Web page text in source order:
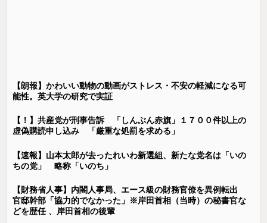
【朗報】かわいい動物の動画がストレス・不安の軽減になる可
能性。英大学の研究で実証
【！】共産党が刑事告訴 「しんぶん赤旗」１７００件以上の
虚偽購読申し込み 「厳重な処罰を求める」
【速報】山本太郎が去ったれいわ新選組、新たな党名は「いの
ちの党」 略称「いのち」
【財務省人事】内閣人事局、エース級の財務官僚を異例転出
官邸幹部「協力的でなかった」※岸田首相（当時）の秘書官な
どを歴任 、岸田首相の後輩